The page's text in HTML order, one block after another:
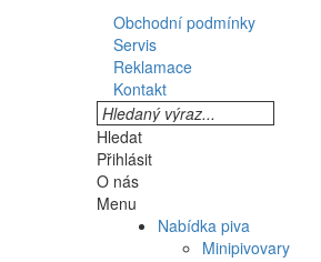
Obchodní podmínky
Servis
Reklamace
Kontakt
Hledat
Přihlásit
O nás
Menu
Nabídka piva
Minipivovary